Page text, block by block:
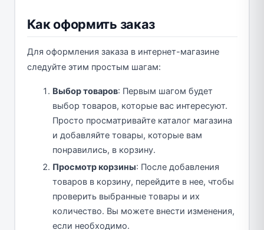
Как оформить заказ
Для оформления заказа в интернет-магазине
следуйте этим простым шагам:
Выбор товаров: Первым шагом будет
выбор товаров, которые вас интересуют.
Просто просматривайте каталог магазина
и добавляйте товары, которые вам
понравились, в корзину.
Просмотр корзины: После добавления
товаров в корзину, перейдите в нее, чтобы
проверить выбранные товары и их
количество. Вы можете внести изменения,
если необходимо.